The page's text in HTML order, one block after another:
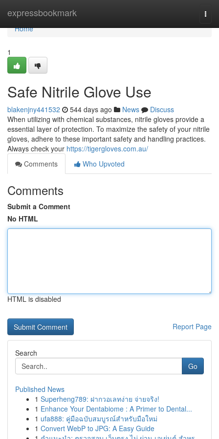
expressbookmark
Home
Home
1
Safe Nitrile Glove Use
blakenjny441532 544 days ago News
Discuss
When utilizing with chemical substances, nitrile gloves provide a
essential layer of protection. To maximize the safety of your nitrile
gloves, adhere to these important safety and handling practices.
Always check your https://tigergloves.com.au/
Comments
Who Upvoted
Comments
Submit a Comment
No HTML
HTML is disabled
Report Page
Search
Go
Published News
1 Superheng789: ฝากวอเลทง่าย จ่ายจริง!
1 Enhance Your Dentabiome : A Primer to Dental...
1 ufa888: คู่มือฉบับสมบูรณ์สำหรับมือใหม่
1 Convert WebP to JPG: A Easy Guide